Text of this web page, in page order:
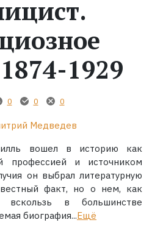
1929
0 0 0
Медведев
вошел в историю как
профессией и источником
он выбрал литературную
факт, но о нем, как
вскользь в большинстве
биография...Ещё